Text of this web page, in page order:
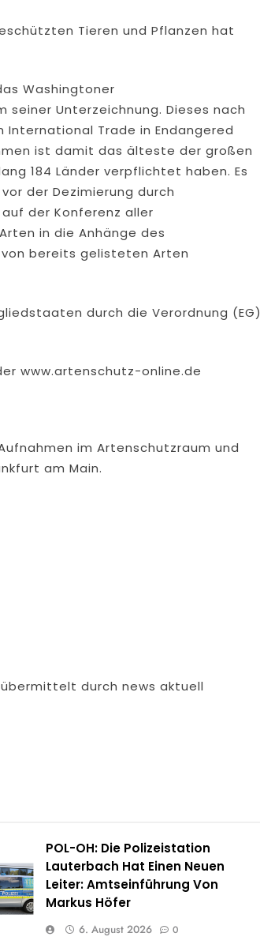
Tieren und Pflanzen hat
Washingtoner
Unterzeichnung. Dieses nach
International Trade in Endangered
ist damit das älteste der großen
184 Länder verpflichtet haben. Es
der Dezimierung durch
der Konferenz aller
in die Anhänge des
bereits gelisteten Arten
durch die Verordnung (EG)
www.artenschutz-online.de
im Artenschutzraum und
am Main.
durch news aktuell
POL-OH: Die Polizeistation
Lauterbach Hat Einen Neuen
Leiter: Amtseinführung Von
Markus Höfer
6. August 2026 0